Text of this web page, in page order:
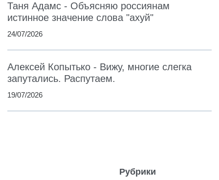
Таня Адамс - Объясняю россиянам
истинное значение слова "ахуй"
24/07/2026
Алексей Копытько - Вижу, многие слегка
запутались. Распутаем.
19/07/2026
Рубрики